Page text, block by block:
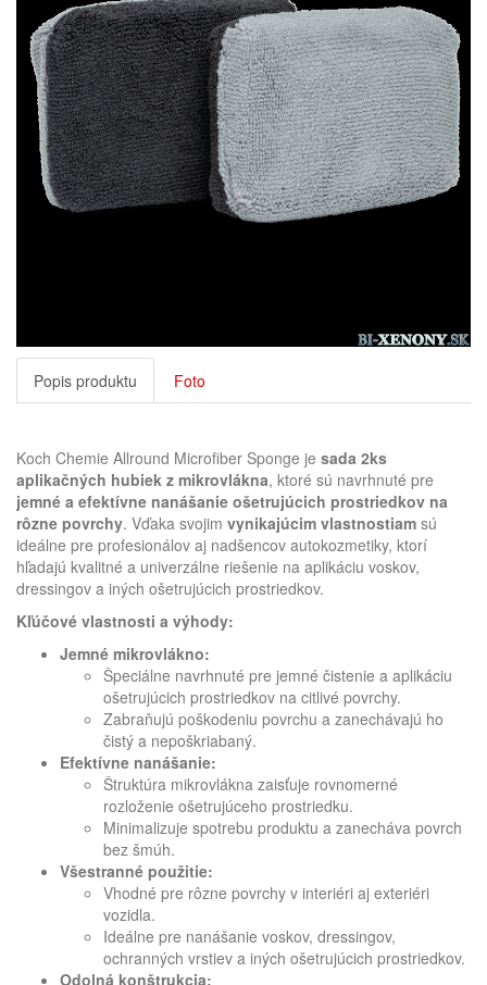
Popis produktu Foto
Koch Chemie Allround Microfiber Sponge je sada 2ks
aplikačných hubiek z mikrovlákna, ktoré sú navrhnuté pre
jemné a efektívne nanášanie ošetrujúcich prostriedkov na
rôzne povrchy. Vďaka svojim vynikajúcim vlastnostiam sú
ideálne pre profesionálov aj nadšencov autokozmetiky, ktorí
hľadajú kvalitné a univerzálne riešenie na aplikáciu voskov,
dressingov a iných ošetrujúcich prostriedkov.
Kľúčové vlastnosti a výhody:
Jemné mikrovlákno:
Špeciálne navrhnuté pre jemné čistenie a aplikáciu
ošetrujúcich prostriedkov na citlivé povrchy.
Zabraňujú poškodeniu povrchu a zanechávajú ho
čistý a nepoškriabaný.
Efektívne nanášanie:
Štruktúra mikrovlákna zaisťuje rovnomerné
rozloženie ošetrujúceho prostriedku.
Minimalizuje spotrebu produktu a zanecháva povrch
bez šmúh.
Všestranné použitie:
Vhodné pre rôzne povrchy v interiéri aj exteriéri
vozidla.
Ideálne pre nanášanie voskov, dressingov,
ochranných vrstiev a iných ošetrujúcich prostriedkov.
Odolná konštrukcia: